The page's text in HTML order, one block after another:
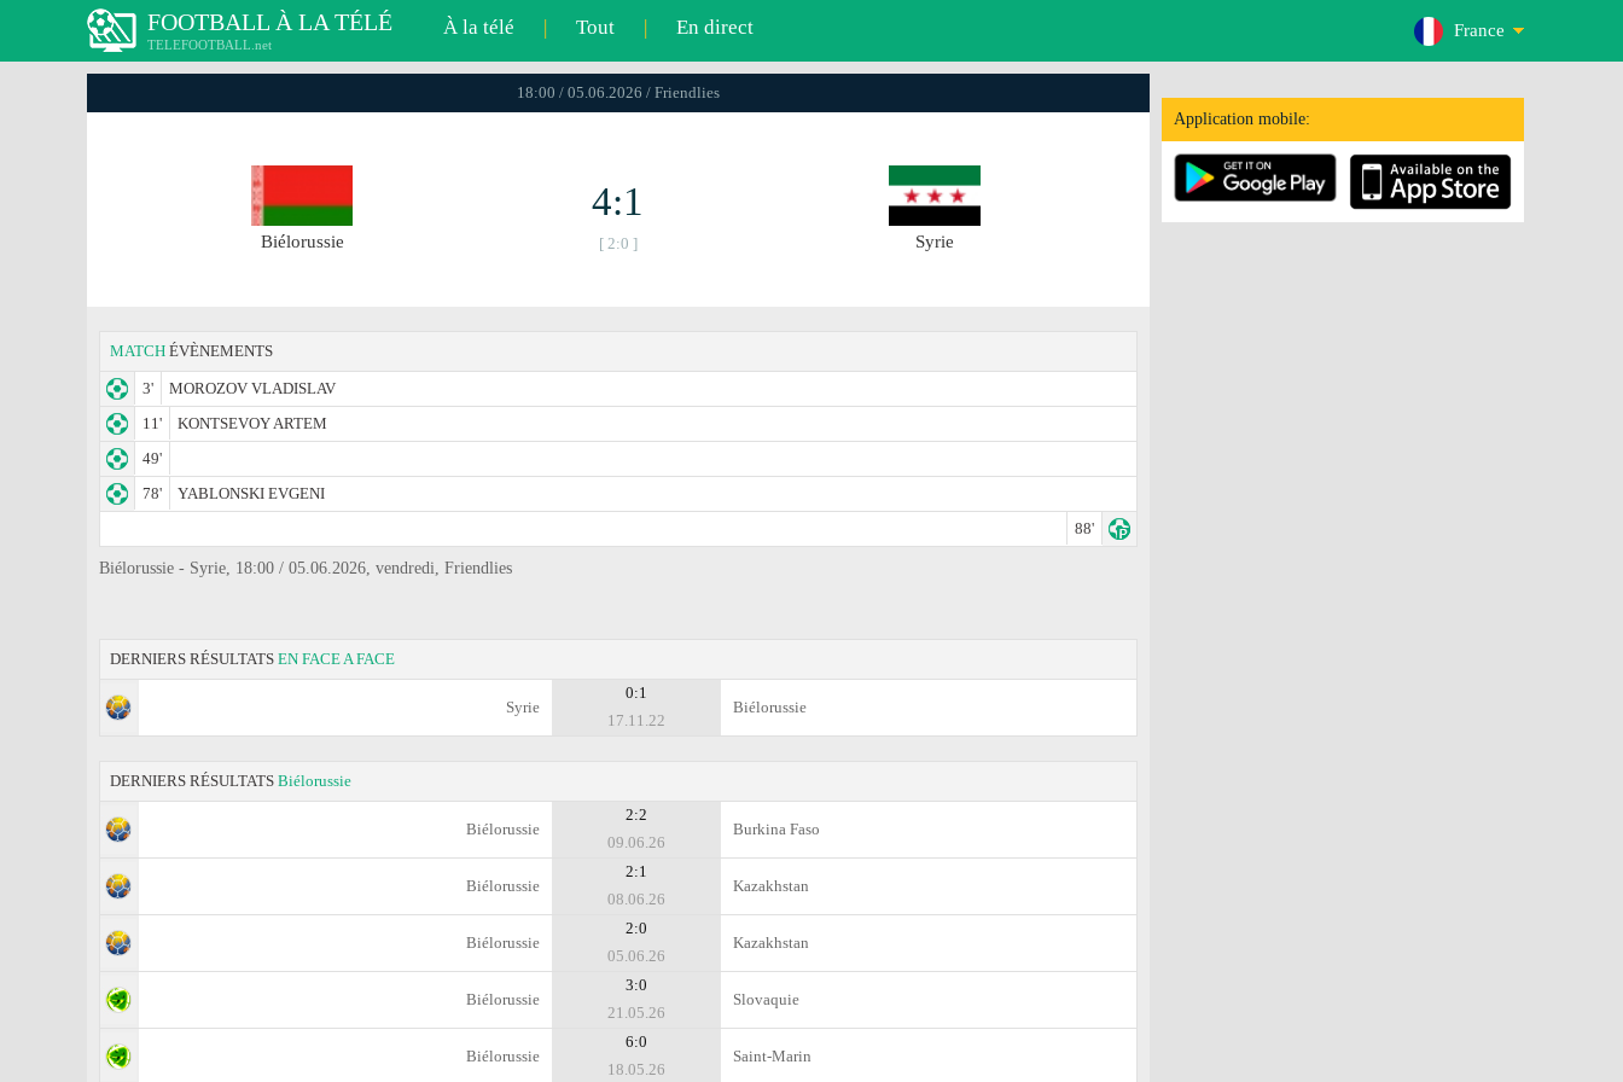
FOOTBALL À LA TÉLÉ
TELEFOOTBALL.net
À la télé | Tout | En direct France
Application mobile:
18:00 / 05.06.2026 / Friendlies
Biélorussie
4:1
[ 2:0 ] Syrie
MATCH ÉVÈNEMENTS
3'
MOROZOV VLADISLAV
11'
KONTSEVOY ARTEM
49'
78'
YABLONSKI EVGENI
88'
Biélorussie - Syrie, 18:00 / 05.06.2026, vendredi, Friendlies
DERNIERS RÉSULTATS EN FACE A FACE
Syrie
0:1
17.11.22
Biélorussie
DERNIERS RÉSULTATS Biélorussie
Biélorussie
2:2
09.06.26
Burkina Faso
Biélorussie
2:1
08.06.26
Kazakhstan
Biélorussie
2:0
05.06.26
Kazakhstan
Biélorussie
3:0
21.05.26
Slovaquie
Biélorussie
6:0
18.05.26
Saint-Marin